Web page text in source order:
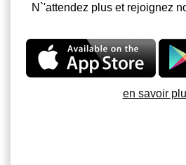
N`'attendez plus et rejoignez
en savoir